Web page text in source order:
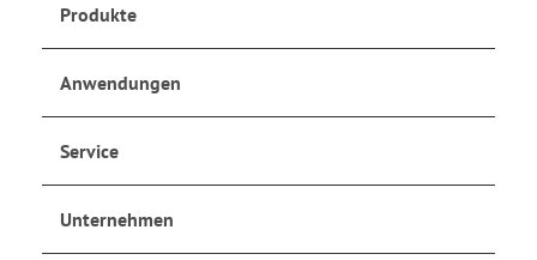
Produkte
Anwendungen
Service
Unternehmen